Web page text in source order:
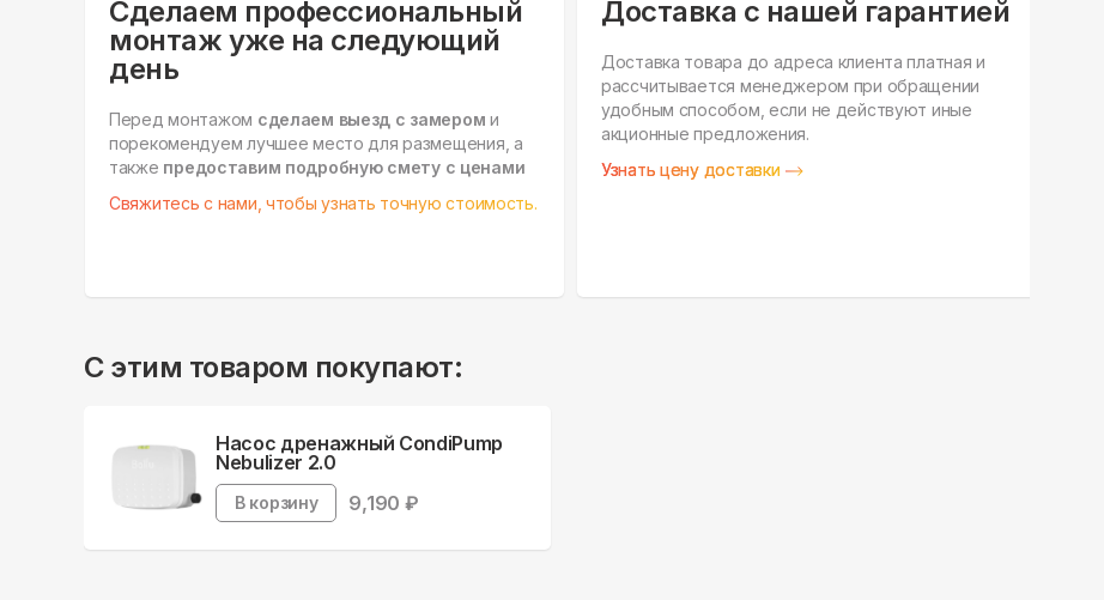
Сделаем профессиональный
монтаж уже на следующий
день
Перед монтажом сделаем выезд с замером и
порекомендуем лучшее место для размещения, а
также предоставим подробную смету с ценами
Свяжитесь с нами, чтобы узнать точную стоимость.
Доставка с нашей гарантией
Доставка товара до адреса клиента платная и
рассчитывается менеджером при обращении
удобным способом, если не действуют иные
акционные предложения.
Узнать цену доставки
С этим товаром покупают:
Насос дренажный CondiPump
Nebulizer 2.0
В корзину 9,190 ₽